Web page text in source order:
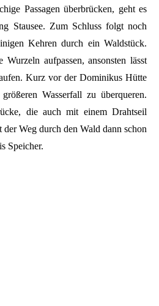
Passagen überbrücken, geht es
Stausee. Zum Schluss folgt noch
Kehren durch ein Waldstück.
aufpassen, ansonsten lässt
Kurz vor der Dominikus Hütte
Wasserfall zu überqueren.
die auch mit einem Drahtseil
Weg durch den Wald dann schon
Speicher.